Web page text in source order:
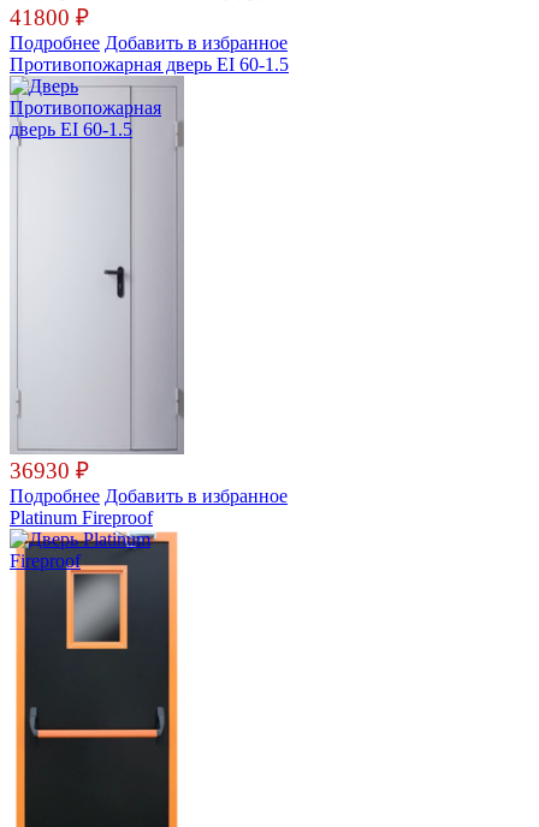
41800 ₽
Подробнее Добавить в избранное
Противопожарная дверь EI 60-1.5
36930 ₽
Подробнее Добавить в избранное
Platinum Fireproof